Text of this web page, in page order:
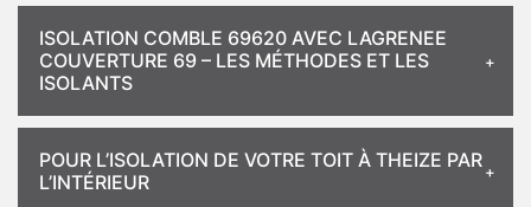
ISOLATION COMBLE 69620 AVEC LAGRENEE
COUVERTURE 69 – LES MÉTHODES ET LES
ISOLANTS
POUR L’ISOLATION DE VOTRE TOIT À THEIZE PAR
L’INTÉRIEUR